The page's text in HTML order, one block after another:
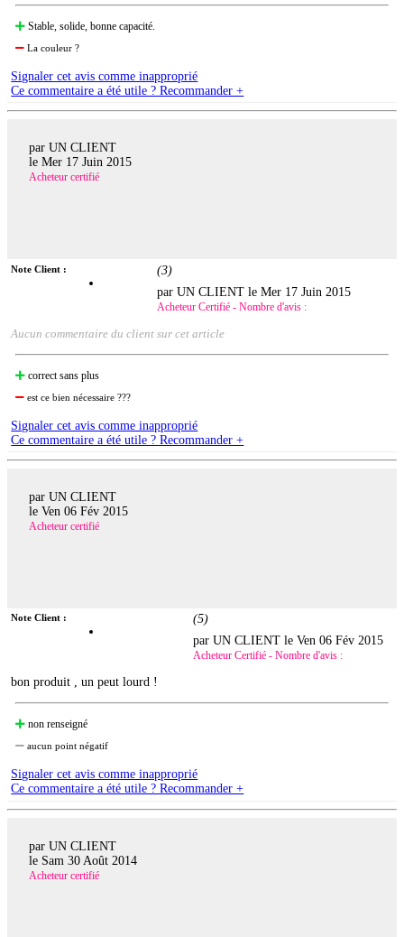
Stable, solide, bonne capacité.
La couleur ?
Signaler cet avis comme inapproprié
Ce commentaire a été utile ? Recommander +
par UN CLIENT
le Mer 17 Juin 2015
Acheteur certifié
Note Client : (3)
par UN CLIENT leMer 17 Juin 2015
Acheteur Certifié - Nombre d'avis :
Aucun commentaire du client sur cet article
correct sans plus
est ce bien nécessaire ???
Signaler cet avis comme inapproprié
Ce commentaire a été utile ? Recommander +
par UN CLIENT
le Ven 06 Fév 2015
Acheteur certifié
Note Client : (5)
par UN CLIENT leVen 06 Fév 2015
Acheteur Certifié - Nombre d'avis :
bon produit , un peut lourd !
non renseigné
aucun point négatif
Signaler cet avis comme inapproprié
Ce commentaire a été utile ? Recommander +
par UN CLIENT
le Sam 30 Août 2014
Acheteur certifié